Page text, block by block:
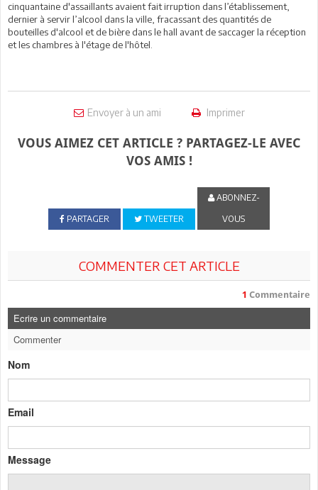
cinquantaine d'assaillants avaient fait irruption dans l’établissement,
dernier à servir l’alcool dans la ville, fracassant des quantités de
bouteilles d'alcool et de bière dans le hall avant de saccager la réception
et les chambres à l'étage de l'hôtel.
Envoyer à un ami Imprimer
VOUS AIMEZ CET ARTICLE ? PARTAGEZ-LE AVEC
VOS AMIS !
PARTAGER TWEETER
ABONNEZ-
VOUS
COMMENTER CET ARTICLE
1 Commentaire
Ecrire un commentaire
Commenter
Nom
Email
Message